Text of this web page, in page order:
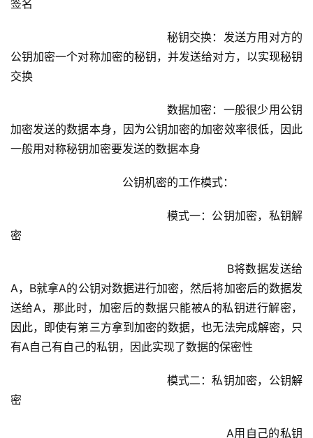
签名
公钥加密一个对称加密的秘钥，并发送给对方，以实现秘钥
交换
加密发送的数据本身，因为公钥加密的加密效率很低，因此
一般用对称秘钥加密要发送的数据本身
			        公钥机密的工作模式：
密
A，B就拿A的公钥对数据进行加密，然后将加密后的数据发
送给A，那此时，加密后的数据只能被A的私钥进行解密，
因此，即使有第三方拿到加密的数据，也无法完成解密，只
有A自己有自己的私钥，因此实现了数据的保密性
密